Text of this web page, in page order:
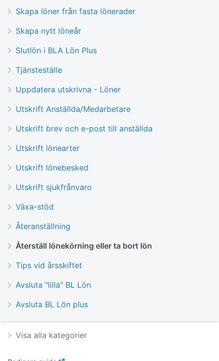
Skapa löner från fasta lönerader
Skapa nytt löneår
Slutlön i BLA Lön Plus
Tjänsteställe
Uppdatera utskrivna - Löner
Utskrift Anställda/Medarbetare
Utskrift brev och e-post till anställda
Utskrift lönearter
Utskrift lönebesked
Utskrift sjukfrånvaro
Växa-stöd
Återanställning
Återställ lönekörning eller ta bort lön
Tips vid årsskiftet
Avsluta "lilla" BL Lön
Avsluta BL Lön plus
Visa alla kategorier